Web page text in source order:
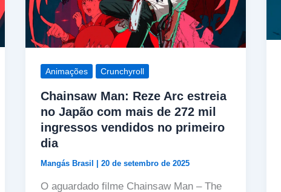
Animações Crunchyroll
Chainsaw Man: Reze Arc estreia
no Japão com mais de 272 mil
ingressos vendidos no primeiro
dia
Mangás Brasil |20 de setembro de 2025
O aguardado filme Chainsaw Man – The